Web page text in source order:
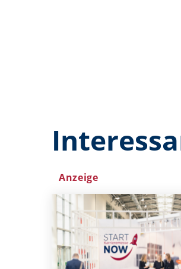
Anzeige